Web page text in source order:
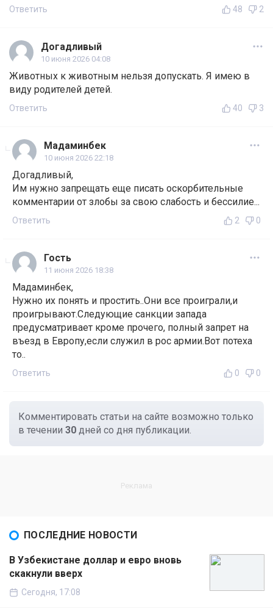
Ответить 48 2
Догадливый
10 июня 2026 04:08
Животных к животным нельзя допускать. Я имею в
виду родителей детей.
Ответить 40 3
Мадаминбек
10 июня 2026 22:18
Догадливый,
Им нужно запрещать еще писать оскорбительные
комментарии от злобы за свою слабость и бессилие...
Ответить 2 0
Гость
11 июня 2026 18:38
Мадаминбек,
Нужно их понять и простить..Они все проиграли,и
проигрывают.Следующие санкции запада
предусматривает кроме прочего, полный запрет на
въезд в Европу,если служил в рос армии.Вот потеха
то..
Ответить 0 0
Комментировать статьи на сайте возможно только
в течении 30 дней со дня публикации.
ПОСЛЕДНИЕ НОВОСТИ
В Узбекистане доллар и евро вновь
скакнули вверх
Сегодня, 17:08